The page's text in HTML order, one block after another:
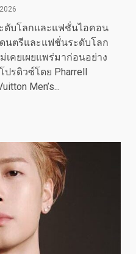
ะดับโลกและแฟชั่นไอคอน
นตรีและแฟชั่นระดับโลก
เคยเผยแพร่มาก่อนอย่าง
โปรดิวซ์โดย Pharrell
Men’s...